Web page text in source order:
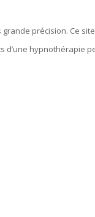
précision. Ce
hypnothérapie